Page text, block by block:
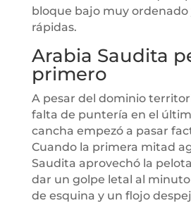
bloque bajo muy ordenado
rápidas.
Arabia Saudita
primero
A pesar del dominio
falta de puntería en el
cancha empezó a pasar
Cuando la primera mitad
Saudita aprovechó la
dar un golpe letal al
de esquina y un flojo